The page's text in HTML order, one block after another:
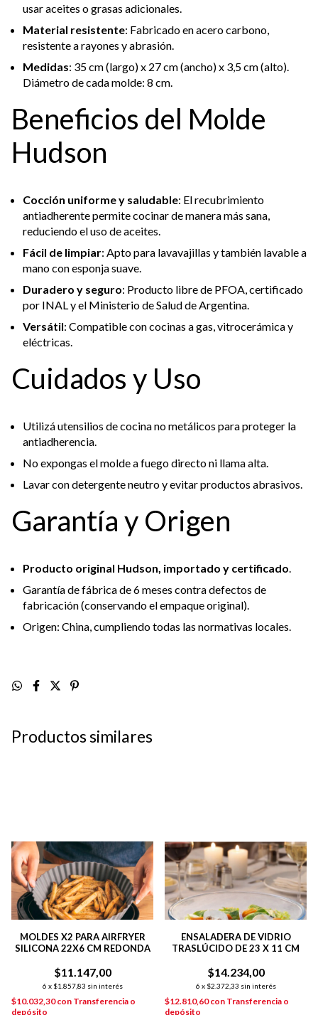
usar aceites o grasas adicionales.
Material resistente: Fabricado en acero carbono,
resistente a rayones y abrasión.
Medidas: 35 cm (largo) x 27 cm (ancho) x 3,5 cm (alto).
Diámetro de cada molde: 8 cm.
Beneficios del Molde
Hudson
Cocción uniforme y saludable: El recubrimiento
antiadherente permite cocinar de manera más sana,
reduciendo el uso de aceites.
Fácil de limpiar: Apto para lavavajillas y también lavable a
mano con esponja suave.
Duradero y seguro: Producto libre de PFOA, certificado
por INAL y el Ministerio de Salud de Argentina.
Versátil: Compatible con cocinas a gas, vitrocerámica y
eléctricas.
Cuidados y Uso
Utilizá utensilios de cocina no metálicos para proteger la
antiadherencia.
No expongas el molde a fuego directo ni llama alta.
Lavar con detergente neutro y evitar productos abrasivos.
Garantía y Origen
Producto original Hudson, importado y certificado.
Garantía de fábrica de 6 meses contra defectos de
fabricación (conservando el empaque original).
Origen: China, cumpliendo todas las normativas locales.
Productos similares
MOLDES X2 PARA AIRFRYER
SILICONA 22X6 CM REDONDA
$11.147,00
6 x $1.857,83 sin interés
$10.032,30con Transferencia o
depósito
ENSALADERA DE VIDRIO
TRASLÚCIDO DE 23 X 11 CM
$14.234,00
6 x $2.372,33 sin interés
$12.810,60con Transferencia o
depósito